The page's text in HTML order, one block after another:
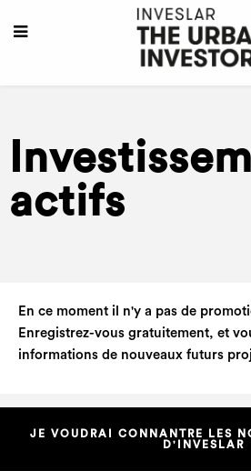
actifs
En ce moment il n'y a pas de
Enregistrez-vous gratuitement, et
informations de nouveaux futurs
JE VOUDRAI CONNANTRE LES
D'INVESLAR